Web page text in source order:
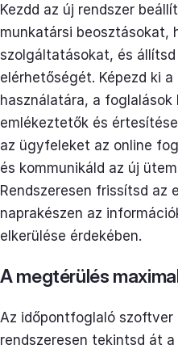
Kezdd az új rendszer
munkatársi beosztásokat,
szolgáltatásokat, és
elérhetőségét. Képezd ki
használatára, a
emlékeztetők és
az ügyfeleket az online
és kommunikáld az új
Rendszeresen frissítsd az
naprakészen az
elkerülése érdekében.
A megtérülés
Az időpontfoglaló szoftver
rendszeresen tekintsd át